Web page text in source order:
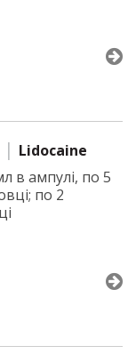
Lidocaine
в ампулі, по 5
по 2